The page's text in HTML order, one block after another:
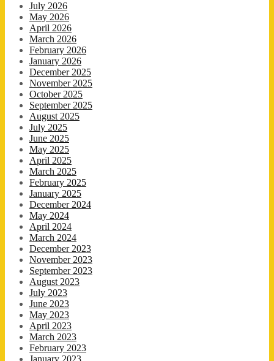
July 2026
May 2026
April 2026
March 2026
February 2026
January 2026
December 2025
November 2025
October 2025
September 2025
August 2025
July 2025
June 2025
May 2025
April 2025
March 2025
February 2025
January 2025
December 2024
May 2024
April 2024
March 2024
December 2023
November 2023
September 2023
August 2023
July 2023
June 2023
May 2023
April 2023
March 2023
February 2023